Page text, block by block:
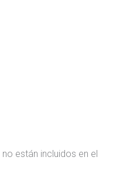
no están incluidos en el